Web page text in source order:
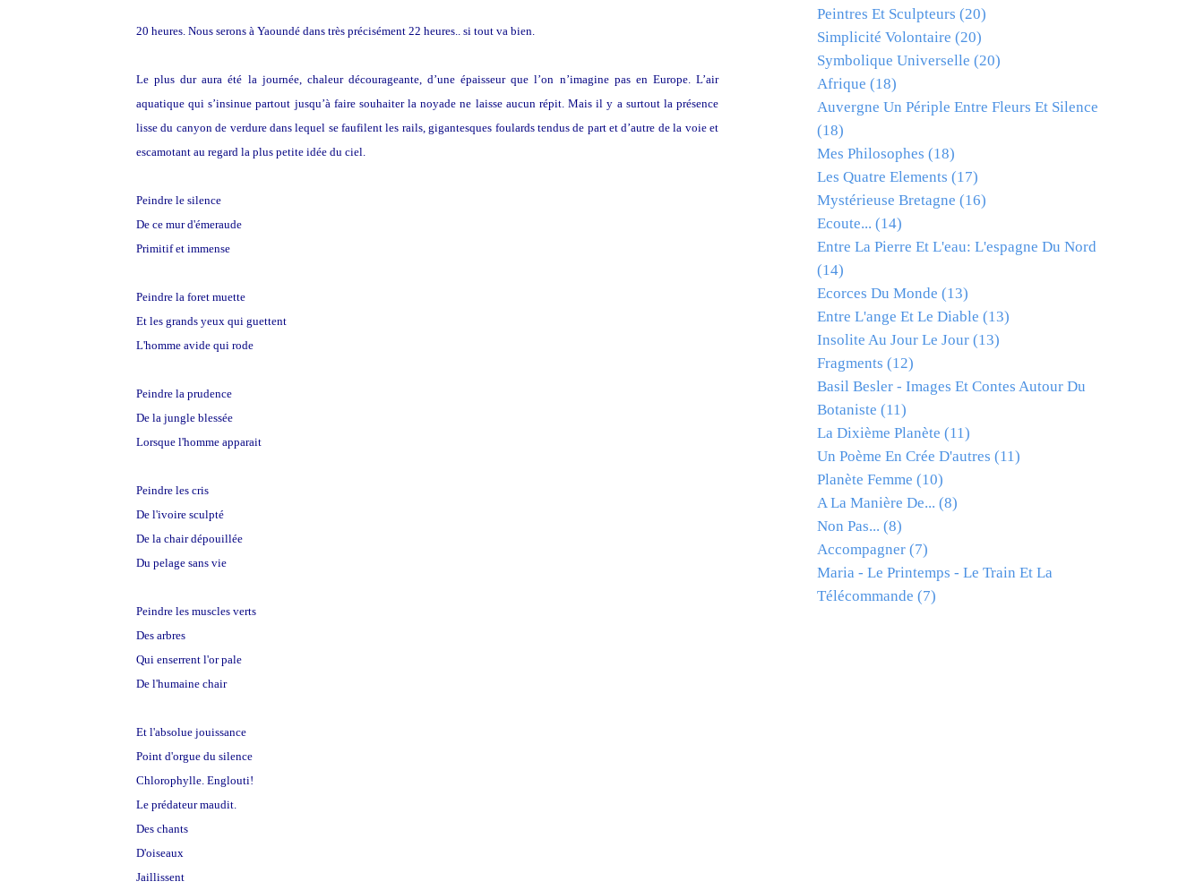
20 heures. Nous serons à Yaoundé dans très précisément 22 heures.. si tout va bien.
Le plus dur aura été la journée, chaleur décourageante, d’une épaisseur que l’on n’imagine pas en Europe. L’air
aquatique qui s’insinue partout jusqu’à faire souhaiter la noyade ne laisse aucun répit. Mais il y a surtout la présence
lisse du canyon de verdure dans lequel se faufilent les rails, gigantesques foulards tendus de part et d’autre de la voie et
escamotant au regard la plus petite idée du ciel.
Peindre le silence
De ce mur d'émeraude
Primitif et immense
Peindre la foret muette
Et les grands yeux qui guettent
L'homme avide qui rode
Peindre la prudence
De la jungle blessée
Lorsque l'homme apparait
Peindre les cris
De l'ivoire sculpté
De la chair dépouillée
Du pelage sans vie
Peindre les muscles verts
Des arbres
Qui enserrent l'or pale
De l'humaine chair
Et l'absolue jouissance
Point d'orgue du silence
Chlorophylle. Englouti!
Le prédateur maudit.
Des chants
D'oiseaux
Jaillissent
Peintres Et Sculpteurs (20)
Simplicité Volontaire (20)
Symbolique Universelle (20)
Afrique (18)
Auvergne Un Périple Entre Fleurs Et Silence
(18)
Mes Philosophes (18)
Les Quatre Elements (17)
Mystérieuse Bretagne (16)
Ecoute... (14)
Entre La Pierre Et L'eau: L'espagne Du Nord
(14)
Ecorces Du Monde (13)
Entre L'ange Et Le Diable (13)
Insolite Au Jour Le Jour (13)
Fragments (12)
Basil Besler - Images Et Contes Autour Du
Botaniste (11)
La Dixième Planète (11)
Un Poème En Crée D'autres (11)
Planète Femme (10)
A La Manière De... (8)
Non Pas... (8)
Accompagner (7)
Maria - Le Printemps - Le Train Et La
Télécommande (7)